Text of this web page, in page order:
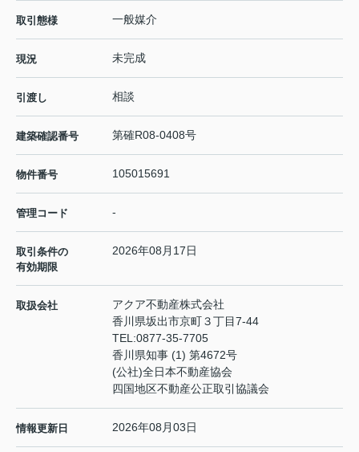
取引態様 一般媒介
現況 未完成
引渡し 相談
建築確認番号 第確R08-0408号
物件番号 105015691
管理コード -
取引条件の
有効期限
2026年08月17日
取扱会社
アクア不動産株式会社
香川県坂出市京町３丁目7-44
TEL:0877-35-7705
香川県知事 (1) 第4672号
(公社)全日本不動産協会
四国地区不動産公正取引協議会
情報更新日 2026年08月03日